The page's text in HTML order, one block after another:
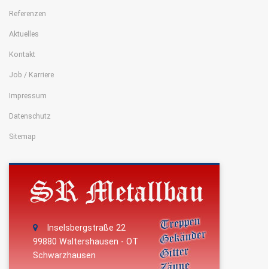
Referenzen
Aktuelles
Kontakt
Job / Karriere
Impressum
Datenschutz
Sitemap
Inselsbergstraße 22
99880 Waltershausen - OT
Schwarzhausen